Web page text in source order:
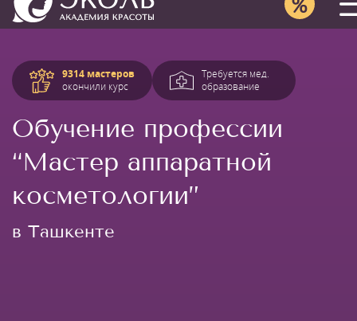
9314 мастеров
окончили курс
Требуется мед.
образование
Обучение профессии
“Мастер аппаратной
косметологии”
в Ташкенте